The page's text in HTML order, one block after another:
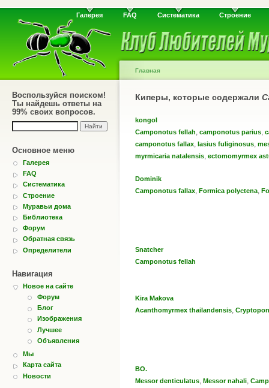
Галерея FAQ Систематика Строение
Воспользуйся поиском!
Ты найдешь ответы на
99% своих вопросов.
Основное меню
Галерея
FAQ
Систематика
Строение
Муравьи дома
Библиотека
Форум
Обратная связь
Определители
Навигация
Новое на сайте
Форум
Блог
Изображения
Лучшее
Объявления
Мы
Карта сайта
Новости
Главная
Киперы, которые содержали
kongol
Camponotus fellah, camponotus parius,
camponotus fallax, lasius fuliginosus,
myrmicaria natalensis, ectomomyrmex
Dominik
Camponotus fallax, Formica polyctena,
Snatcher
Camponotus fellah
Kira Makova
Acanthomyrmex thailandensis,
BO.
Messor denticulatus, Messor nahali,